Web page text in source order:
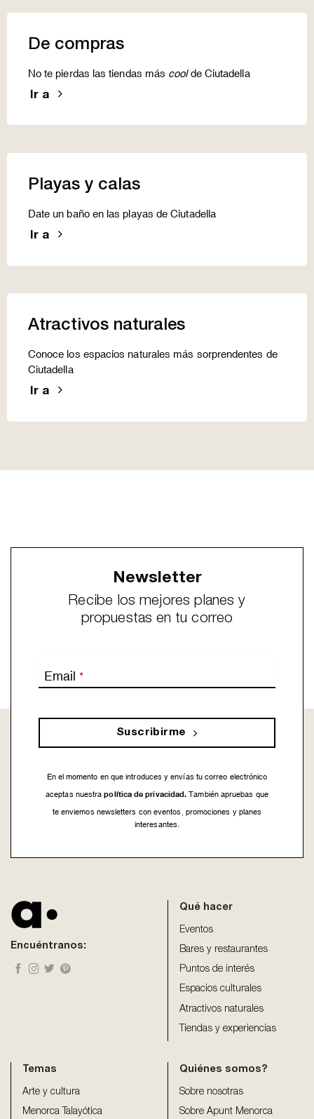
De compras
No te pierdas las tiendas más coolde Ciutadella
Ir a
Playas y calas
Date un baño en las playas de Ciutadella
Ir a
Atractivos naturales
Conoce los espacios naturales más sorprendentes de
Ciutadella
Ir a
Newsletter
Recibe los mejores planes y
propuestas en tu correo
Email *
Suscribirme
En el momento en que introduces y envías tu correo electrónico
aceptas nuestra política de privacidad. También apruebas que
te enviemos newsletters con eventos, promociones y planes
interesantes.
left
Encuéntranos:
Qué hacer
Eventos
Bares y restaurantes
Puntos de interés
Espacios culturales
Atractivos naturales
Tiendas y experiencias
Temas
Arte y cultura
Menorca Talayótica
Quiénes somos?
Sobre nosotras
Sobre Apunt Menorca